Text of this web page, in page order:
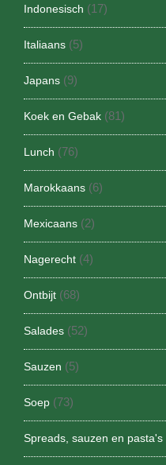
Indonesisch (17)
Italiaans (5)
Japans (9)
Koek en Gebak (81)
Lunch (76)
Marokkaans (6)
Mexicaans (2)
Nagerecht (4)
Ontbijt (68)
Salades (52)
Sauzen (5)
Soep (73)
Spreads, sauzen en pasta's